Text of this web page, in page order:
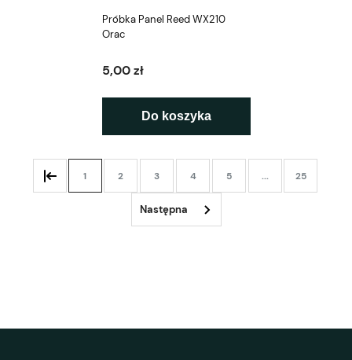
Próbka Panel Reed WX210
Orac
5,00 zł
Do koszyka
1 2 3 4 5 ... 25